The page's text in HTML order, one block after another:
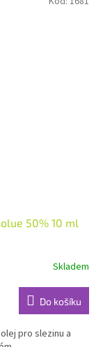
50% 10 ml
Skladem
Do košíku
pro slezinu a